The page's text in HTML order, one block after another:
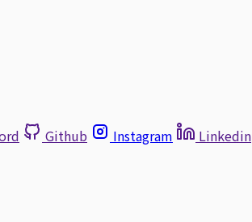
Github Instagram Linkedin